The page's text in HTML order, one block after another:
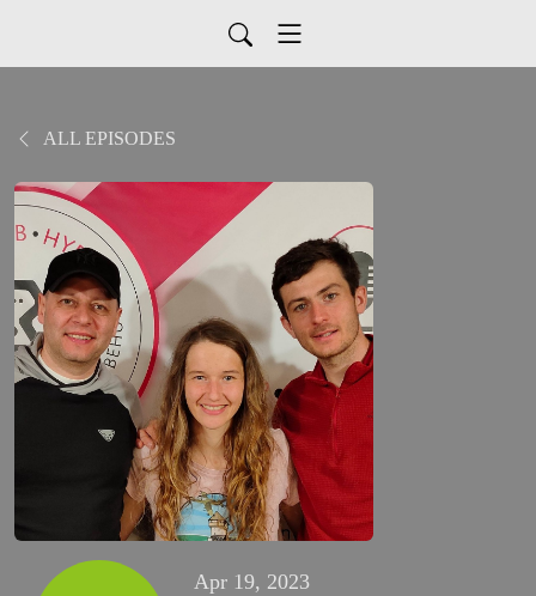
ALL EPISODES
Apr 19, 2023